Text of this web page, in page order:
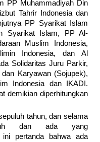
PP Muhammadiyah Din
Tahrir Indonesia dan
PP Syarikat Islam
Syarikat Islam, PP Al-
Muslim Indonesia,
Indonesia, dan Al
Solidaritas Juru Parkir,
Karyawan (Sojupek),
Indonesia dan IKADI.
demikian diperhitungkan
tahun, dan selama
dan ada yang
ini pertanda bahwa ada